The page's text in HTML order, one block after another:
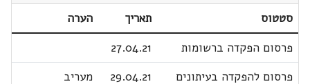
סטטוס תאריך
הערה
פרסום הפקדה ברשומות
27.04.21
פרסום להפקדה בעיתונים
29.04.21
מעריב